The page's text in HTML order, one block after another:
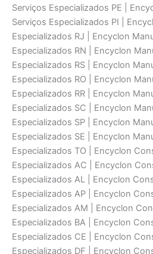
Serviços Especializados PE |
Serviços Especializados PI |
Especializados RJ | Encyclon
Especializados RN | Encyclon
Especializados RS | Encyclon
Especializados RO | Encyclon
Especializados RR | Encyclon
Especializados SC | Encyclon
Especializados SP | Encyclon
Especializados SE | Encyclon
Especializados TO | Encyclon
Especializados AC | Encyclon
Especializados AL | Encyclon
Especializados AP | Encyclon
Especializados AM | Encyclon
Especializados BA | Encyclon
Especializados CE | Encyclon
Especializados DF | Encyclon